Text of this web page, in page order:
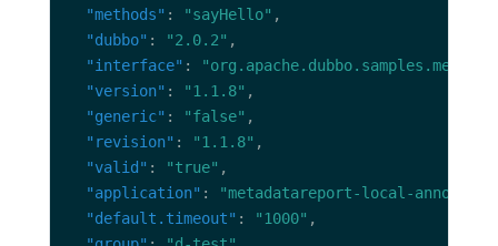
"methods" : "sayHello"
"dubbo" : "2.0.2"
"interface" :
"version" : "1.1.8"
"generic" : "false"
"revision" : "1.1.8"
"valid" : "true"
"application" :
"metadatareport-local-
"default.timeout" : "1000"